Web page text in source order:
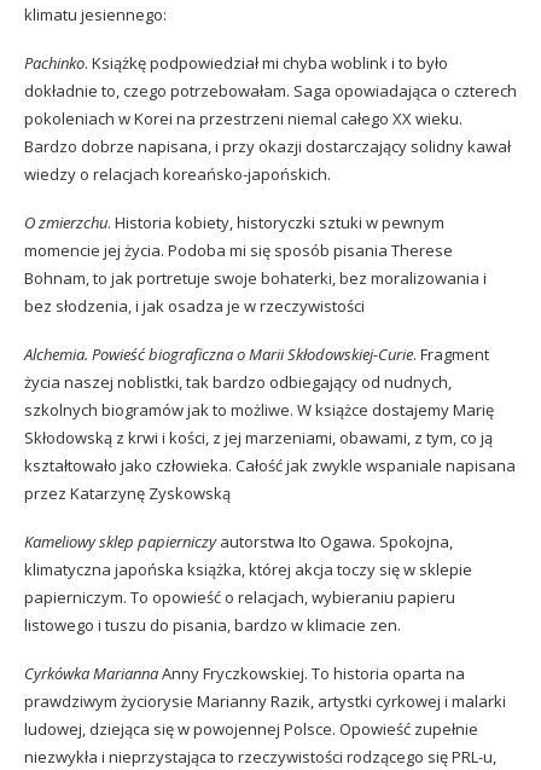
klimatu jesiennego:
Pachinko. Książkę podpowiedział mi chyba woblink i to było
dokładnie to, czego potrzebowałam. Saga opowiadająca o czterech
pokoleniach w Korei na przestrzeni niemal całego XX wieku.
Bardzo dobrze napisana, i przy okazji dostarczający solidny kawał
wiedzy o relacjach koreańsko-japońskich.
O zmierzchu. Historia kobiety, historyczki sztuki w pewnym
momencie jej życia. Podoba mi się sposób pisania Therese
Bohnam, to jak portretuje swoje bohaterki, bez moralizowania i
bez słodzenia, i jak osadza je w rzeczywistości
Alchemia. Powieść biograficzna o Marii Skłodowskiej-Curie. Fragment
życia naszej noblistki, tak bardzo odbiegający od nudnych,
szkolnych biogramów jak to możliwe. W książce dostajemy Marię
Skłodowską z krwi i kości, z jej marzeniami, obawami, z tym, co ją
kształtowało jako człowieka. Całość jak zwykle wspaniale napisana
przez Katarzynę Zyskowską
Kameliowy sklep papierniczyautorstwa Ito Ogawa. Spokojna,
klimatyczna japońska książka, której akcja toczy się w sklepie
papierniczym. To opowieść o relacjach, wybieraniu papieru
listowego i tuszu do pisania, bardzo w klimacie zen.
Cyrkówka MariannaAnny Fryczkowskiej. To historia oparta na
prawdziwym życiorysie Marianny Razik, artystki cyrkowej i malarki
ludowej, dziejąca się w powojennej Polsce. Opowieść zupełnie
niezwykła i nieprzystająca to rzeczywistości rodzącego się PRL-u,